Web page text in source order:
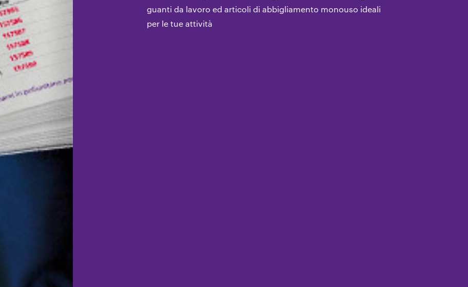
guanti da lavoro ed articoli di abbigliamento monouso ideali
per le tue attività